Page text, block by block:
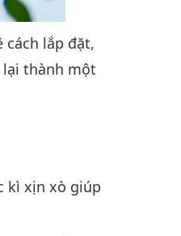
lắp đặt,
thành một
kì xịn xò giúp